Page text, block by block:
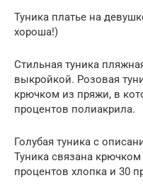
Туника платье на
хороша!)
Стильная туника
выкройкой. Розовая
крючком из пряжи, в
процентов полиакрила.
Голубая туника с
Туника связана
процентов хлопка и 30